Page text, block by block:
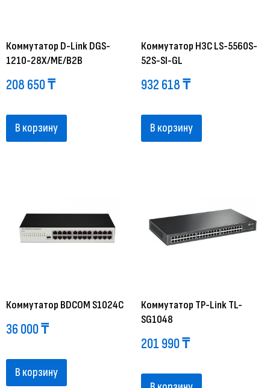
Коммутатор D-Link DGS-
1210-28X/ME/B2B
208 650₸
В корзину
Коммутатор H3C LS-5560S-
52S-SI-GL
932 618₸
В корзину
Коммутатор BDCOM S1024C
36 000₸
В корзину
Коммутатор TP-Link TL-
SG1048
201 990₸